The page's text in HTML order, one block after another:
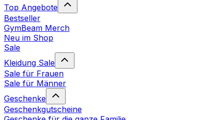
Top Angebote
Bestseller
GymBeam Merch
Neu im Shop
Sale
Kleidung Sale
Sale für Frauen
Sale für Männer
Geschenke
Geschenkgutscheine